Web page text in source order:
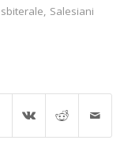
, Salesiani